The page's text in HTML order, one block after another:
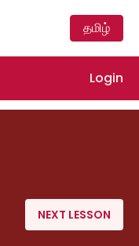
தமிழ்
Login
NEXT LESSON